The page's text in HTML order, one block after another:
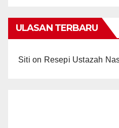
ULASAN TERBARU
Siti on Resepi Ustazah